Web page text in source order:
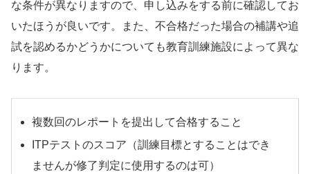
な条件が異なりますので、申し込みをする前に確認してお
いたほうが良いです。また、不合格だった場合の補講や追
試を認めるかどうかについても教育訓練施設によって異な
ります。
複数回のレポートを提出して合格すること
ITPテストのスコア（訓練目標とすることはでき
ませんが修了判定に使用するのは可）